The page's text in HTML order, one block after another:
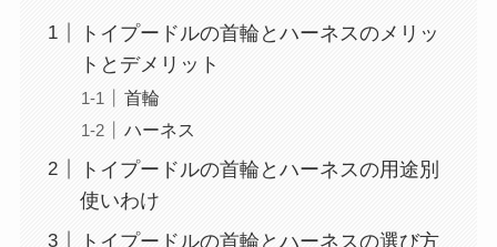
トイプードルの首輪とハーネスのメリッ
トとデメリット
首輪
ハーネス
トイプードルの首輪とハーネスの用途別
使いわけ
トイプードルの首輪とハーネスの選び方